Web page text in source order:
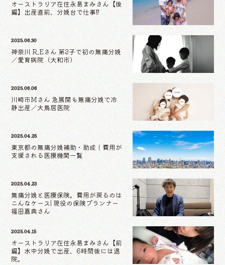
オーストラリア在住永易まみさん【後
編】出産直前、分娩台で仕事⁉
2025.06.30
神奈川 R.Eさん 第3子で初の無痛分娩
／愛育病院（大和市）
2025.06.06
川崎市Mさん 急展開も無痛分娩で冷
静出産／大鳥居医院
2025.04.25
東京都の無痛分娩補助・助成｜費用が
支援される医療機関一覧
2025.04.23
無痛分娩と医療保険。費用が戻るのは
こんなケース| 現役の保険プランナー
福田嘉典さん
2025.04.15
オーストラリア在住永易まみさん【前
編】水中分娩で出産、6時間後には退
院。